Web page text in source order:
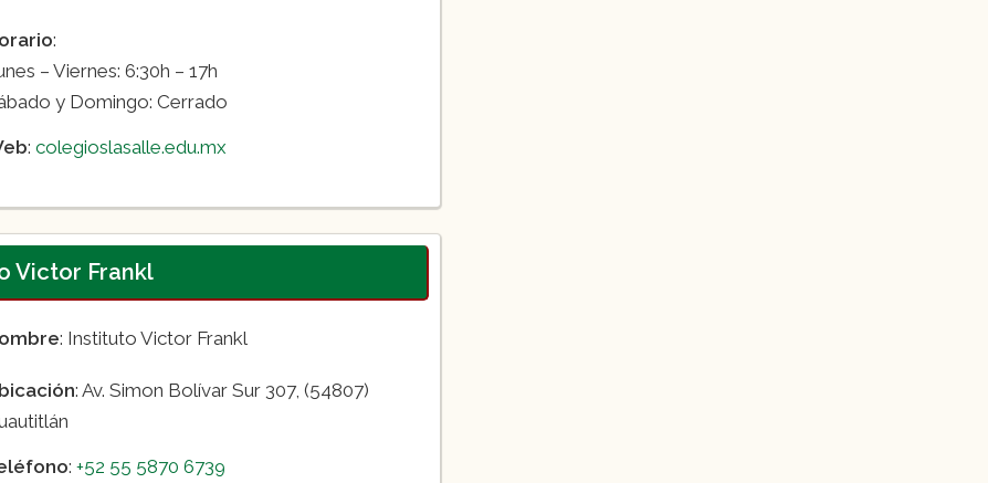
:
– Viernes: 6:30h – 17h
y Domingo: Cerrado
: colegioslasalle.edu.mx
Victor Frankl
: Instituto Victor Frankl
: Av. Simon Bolívar Sur 307, (54807)
: +52 55 5870 6739